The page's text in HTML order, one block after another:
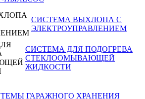
СИСТЕМА ВЫХЛОПА С
ЭЛЕКТРОУПРАВЛЕНИЕМ
СИСТЕМА ДЛЯ ПОДОГРЕВА
СТЕКЛООМЫВАЮЩЕЙ
ЖИДКОСТИ
ГАРАЖНОГО ХРАНЕНИЯ